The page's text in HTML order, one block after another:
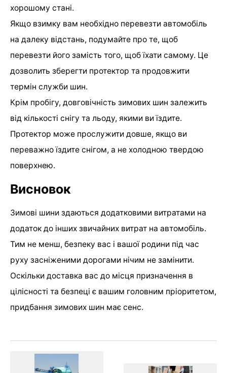
хорошому стані.
Якщо взимку вам необхідно перевезти автомобіль
на далеку відстань, подумайте про те, щоб
перевезти його замість того, щоб їхати самому. Це
дозволить зберегти протектор та продовжити
термін служби шин.
Крім пробігу, довговічність зимових шин залежить
від кількості снігу та льоду, якими ви їздите.
Протектор може прослужити довше, якщо ви
переважно їздите снігом, а не холодною твердою
поверхнею.
Висновок
Зимові шини здаються додатковими витратами на
додаток до інших звичайних витрат на автомобіль.
Тим не менш, безпеку вас і вашої родини під час
руху засніженими дорогами нічим не замінити.
Оскільки доставка вас до місця призначення в
цілісності та безпеці є вашим головним пріоритетом,
придбання зимових шин має сенс.